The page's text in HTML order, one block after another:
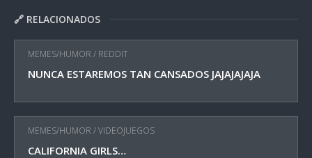
🔗 RELACIONADOS
MEMES/HUMOR / REDDIT
NUNCA ESTAREMOS TAN CANSADOS JAJAJAJAJA
MEMES/HUMOR /VIDEOJUEGOS
CALIFORNIA GIRLS…